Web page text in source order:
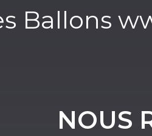
Ballons
NOUS